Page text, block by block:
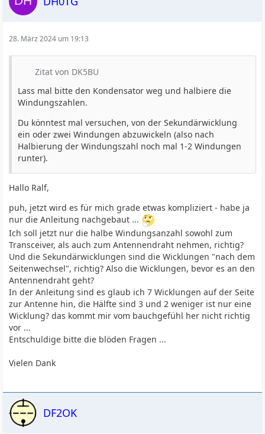
28. März 2024 um 19:13
Zitat von DK5BU
Lass mal bitte den Kondensator weg und halbiere die
Windungszahlen.
Du könntest mal versuchen, von der Sekundärwicklung
ein oder zwei Windungen abzuwickeln (also nach
Halbierung der Windungszahl noch mal 1-2 Windungen
runter).
Hallo Ralf,
puh, jetzt wird es für mich grade etwas kompliziert - habe ja
nur die Anleitung nachgebaut ...
Ich soll jetzt nur die halbe Windungsanzahl sowohl zum
Transceiver, als auch zum Antennendraht nehmen, richtig?
Und die Sekundärwicklungen sind die Wicklungen "nach dem
Seitenwechsel", richtig? Also die Wicklungen, bevor es an den
Antennendraht geht?
In der Anleitung sind es glaub ich 7 Wicklungen auf der Seite
zur Antenne hin, die Hälfte sind 3 und 2 weniger ist nur eine
Wicklung? das kommt mir vom bauchgefühl her nicht richtig
vor ...
Entschuldige bitte die blöden Fragen ...
Vielen Dank
DF2OK